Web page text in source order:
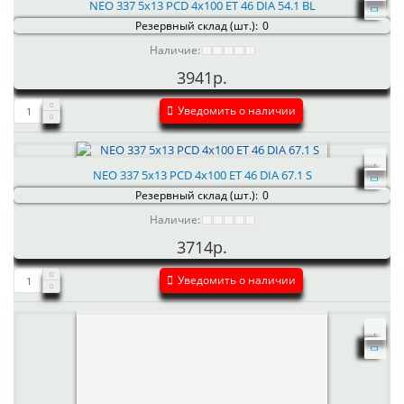
NEO 337 5x13 PCD 4x100 ET 46 DIA 54.1 BL
Резервный склад (шт.): 0
Наличие:
3941р.
Уведомить о наличии
NEO 337 5x13 PCD 4x100 ET 46 DIA 67.1 S
Резервный склад (шт.): 0
Наличие:
3714р.
Уведомить о наличии